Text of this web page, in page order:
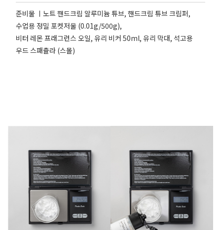
준비물 ㅣ노트 핸드크림 알루미늄 튜브, 핸드크림 튜브 크림퍼,
수업용 정밀 포켓저울 (0.01g/500g),
비터 레몬 프래그런스 오일, 유리 비커 50ml, 유리 막대, 석고용
우드 스패츌라 (스몰)